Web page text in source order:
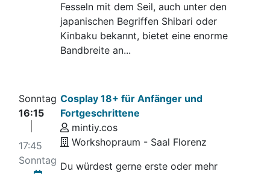
Fesseln mit dem Seil, auch unter den
japanischen Begriffen Shibari oder
Kinbaku bekannt, bietet eine enorme
Bandbreite an...
Sonntag
16:15
17:45
Sonntag
Cosplay 18+ für Anfänger und
Fortgeschrittene
mintiy.cos
Workshopraum - Saal Florenz
Du würdest gerne erste oder mehr